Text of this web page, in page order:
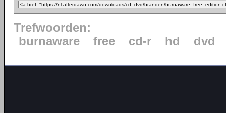
Trefwoorden:
burnaware
free cd-r hd dvd